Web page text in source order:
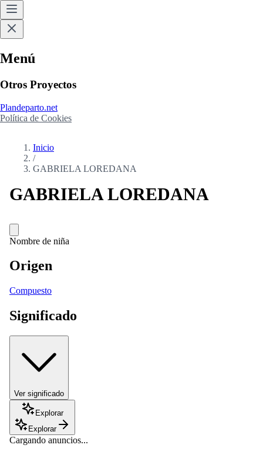
Menú
Otros Proyectos
Plandeparto.net
Política de Cookies
Inicio
/
GABRIELA LOREDANA
GABRIELA LOREDANA
Nombre de niña
Origen
Compuesto
Significado
Ver significado
Explorar
Explorar
Cargando anuncios...